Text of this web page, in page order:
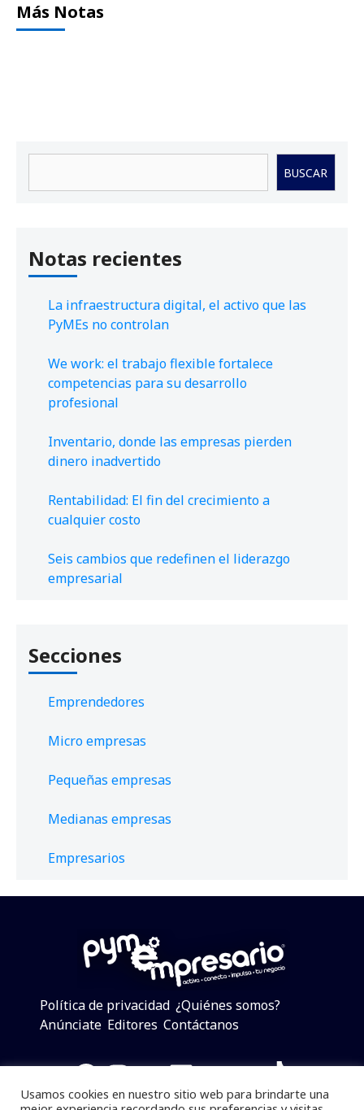
Más Notas
BUSCAR
Notas recientes
La infraestructura digital, el activo que las
PyMEs no controlan
We work: el trabajo flexible fortalece
competencias para su desarrollo
profesional
Inventario, donde las empresas pierden
dinero inadvertido
Rentabilidad: El fin del crecimiento a
cualquier costo
Seis cambios que redefinen el liderazgo
empresarial
Secciones
Emprendedores
Micro empresas
Pequeñas empresas
Medianas empresas
Empresarios
Política de privacidad ¿Quiénes somos?
Anúnciate Editores Contáctanos
Facebook
Instagram
Twitter
LinkedIn
Telegram
YouTube
TikTok
Usamos cookies en nuestro sitio web para brindarte una